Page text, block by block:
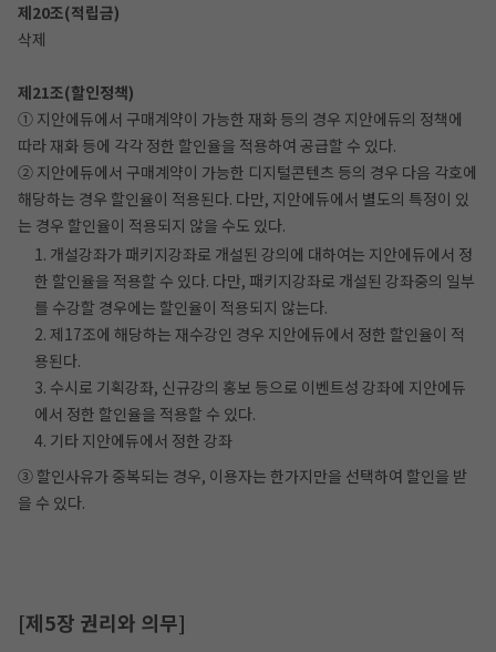
제20조(적립금)
삭제
제21조(할인정책)
① 지안에듀에서 구매계약이 가능한 재화 등의 경우 지안에듀의 정책에
따라 재화 등에 각각 정한 할인율을 적용하여 공급할 수 있다.
② 지안에듀에서 구매계약이 가능한 디지털콘텐츠 등의 경우 다음 각호에
해당하는 경우 할인율이 적용된다. 다만, 지안에듀에서 별도의 특정이 있
는 경우 할인율이 적용되지 않을 수도 있다.
1. 개설강좌가 패키지강좌로 개설된 강의에 대하여는 지안에듀에서 정
한 할인율을 적용할 수 있다. 다만, 패키지강좌로 개설된 강좌중의 일부
를 수강할 경우에는 할인율이 적용되지 않는다.
2. 제17조에 해당하는 재수강인 경우 지안에듀에서 정한 할인율이 적
용된다.
3. 수시로 기획강좌, 신규강의 홍보 등으로 이벤트성 강좌에 지안에듀
에서 정한 할인율을 적용할 수 있다.
4. 기타 지안에듀에서 정한 강좌
③ 할인사유가 중복되는 경우, 이용자는 한가지만을 선택하여 할인을 받
을 수 있다.
[제5장 권리와 의무]